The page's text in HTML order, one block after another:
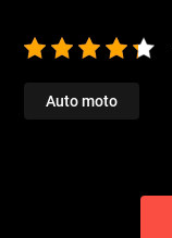
Auto moto
Navigace